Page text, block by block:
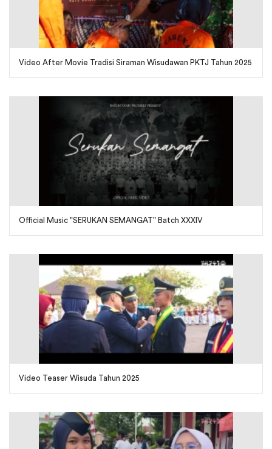
Video After Movie Tradisi Siraman Wisudawan PKTJ Tahun 2025
Official Music "SERUKAN SEMANGAT" Batch XXXIV
Video Teaser Wisuda Tahun 2025